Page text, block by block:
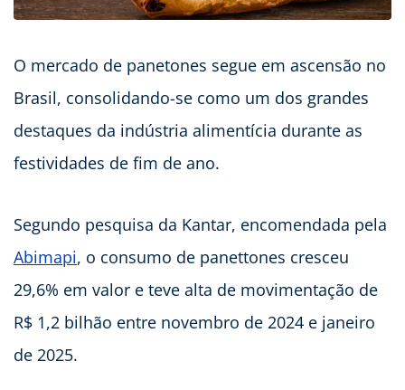
O mercado de panetones segue em ascensão no
Brasil, consolidando-se como um dos grandes
destaques da indústria alimentícia durante as
festividades de fim de ano.
Segundo pesquisa da Kantar, encomendada pela
Abimapi, o consumo de panettones cresceu
29,6% em valor e teve alta de movimentação de
R$ 1,2 bilhão entre novembro de 2024 e janeiro
de 2025.